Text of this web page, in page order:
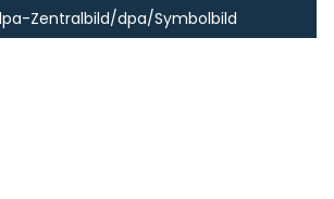
Zentralbild/dpa/Symbolbild